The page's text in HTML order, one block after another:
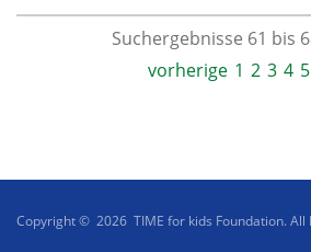
Suchergebnisse 61 bis
vorherige 1 2 3 4 5
Copyright © 2026 TIME for kids Foundation. All